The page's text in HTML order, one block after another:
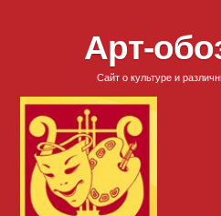
Арт-
Сайт о культуре и